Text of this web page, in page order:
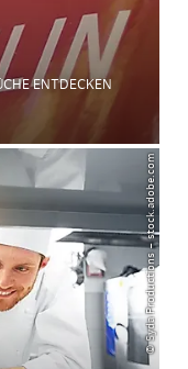
ENTDECKEN
© Syda Productions – stock.adobe.com